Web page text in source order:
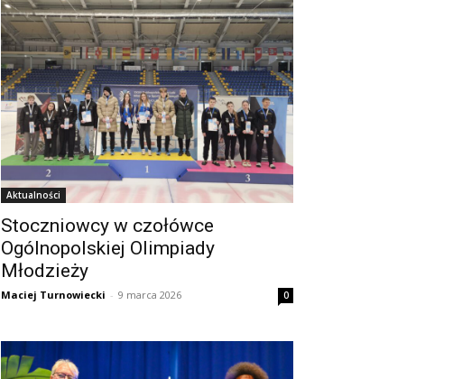
Aktualności
Stoczniowcy w czołówce
Ogólnopolskiej Olimpiady
Młodzieży
Maciej Turnowiecki - 9 marca 2026 0